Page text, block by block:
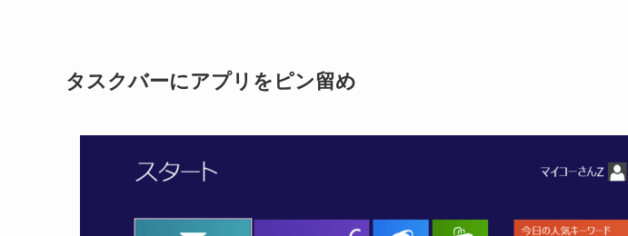
タスクバーにアプリをピン留め